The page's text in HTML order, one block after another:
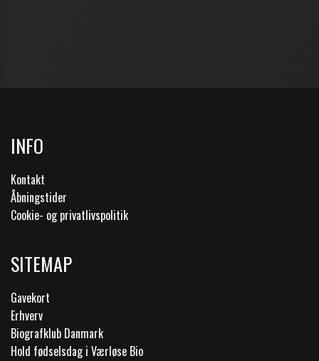
INFO
Kontakt
Åbningstider
Cookie- og privatlivspolitik
SITEMAP
Gavekort
Erhverv
Biografklub Danmark
Hold fødselsdag i Værløse Bio